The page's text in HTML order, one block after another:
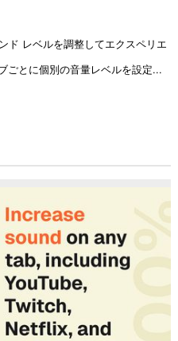
ド レベルを調整してエクスペリエ
ごとに個別の音量レベルを設定...